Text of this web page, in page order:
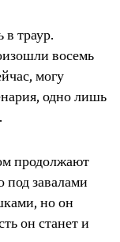
в траур.
восемь
могу
одно лишь
продолжают
под завалами
но он
он станет и